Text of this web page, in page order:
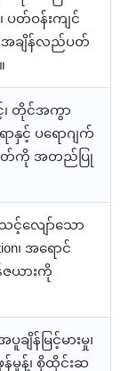
ပတ်ဝန်းကျင်
ချိန်လည်ပတ်
၊ တိုင်အကွာ
နှင့် ပရောဂျက်
တ်ကို အတည်ပြု
လျော်သော
၊ အရောင်
ဇယားကို
ျိန်မြင့်မားမှု၊
မှုန့်၊ စိုထိုင်းဆ